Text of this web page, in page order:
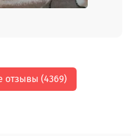
отзывы (4369)